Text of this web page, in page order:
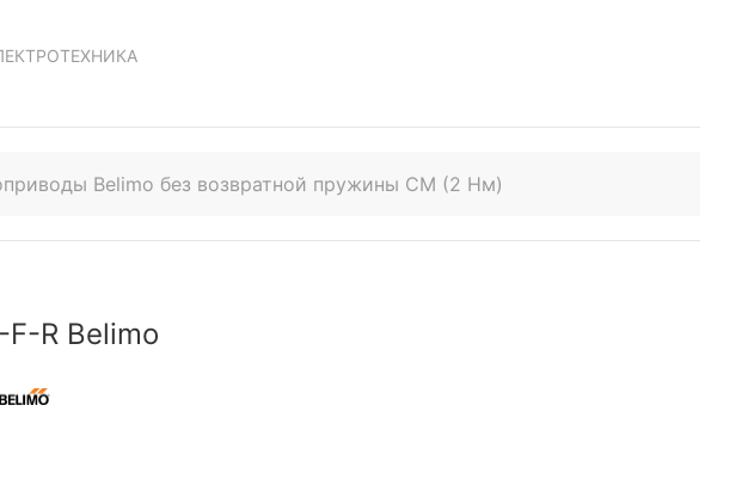
Belimo без возвратной пружины СМ (2 Нм)
R Belimo